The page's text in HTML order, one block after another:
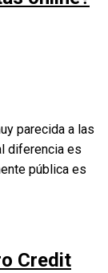
parecida a las
diferencia es
pública es
Credit